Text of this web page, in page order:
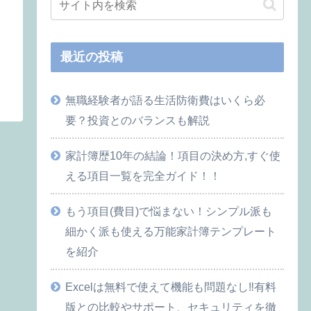
最近の投稿
無職経験者が語る生活防衛費はいくら必
要？投資とのバランスも解説
家計簿歴10年の結論！項目の決め方,すぐ使
える項目一覧を完全ガイド！！
もう項目(費目)で悩まない！シンプル派も
細かく派も使える万能家計簿テンプレート
を紹介
Excelは無料で使えて機能も問題なし‼︎有料
版との比較やサポート、セキュリティを徹